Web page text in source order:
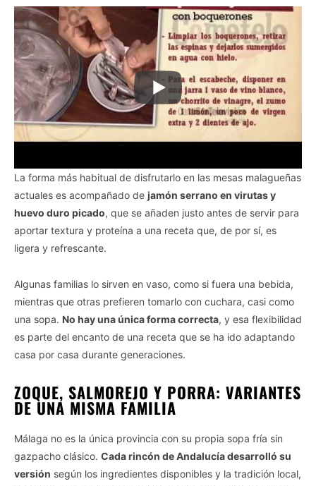
La forma más habitual de disfrutarlo en las mesas malagueñas
actuales es acompañado de jamón serrano en virutas y
huevo duro picado, que se añaden justo antes de servir para
aportar textura y proteína a una receta que, de por sí, es
ligera y refrescante.
Algunas familias lo sirven en vaso, como si fuera una bebida,
mientras que otras prefieren tomarlo con cuchara, casi como
una sopa. No hay una única forma correcta, y esa flexibilidad
es parte del encanto de una receta que se ha ido adaptando
casa por casa durante generaciones.
ZOQUE, SALMOREJO Y PORRA: VARIANTES
DE UNA MISMA FAMILIA
Málaga no es la única provincia con su propia sopa fría sin
gazpacho clásico. Cada rincón de Andalucía desarrolló su
versión según los ingredientes disponibles y la tradición local,